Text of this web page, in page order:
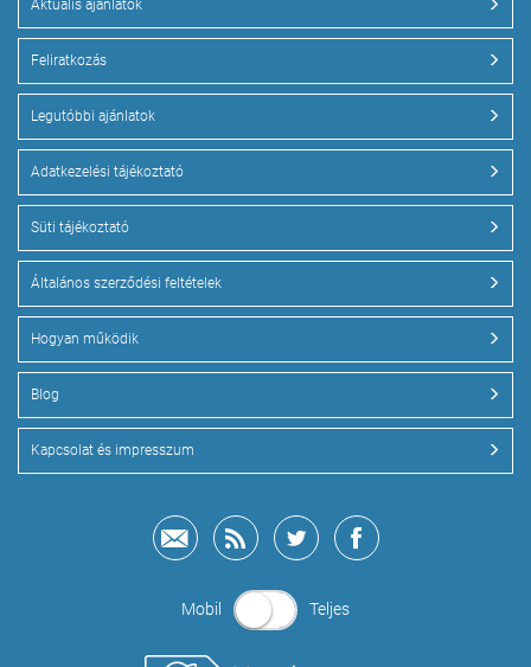
Aktuális ajánlatok
Feliratkozás
Legutóbbi ajánlatok
Adatkezelési tájékoztató
Süti tájékoztató
Általános szerződési feltételek
Hogyan működik
Blog
Kapcsolat és impresszum
Mobil Teljes